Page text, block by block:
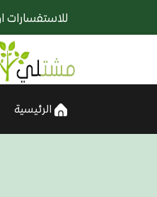
للاستفسارات
الرئيسية